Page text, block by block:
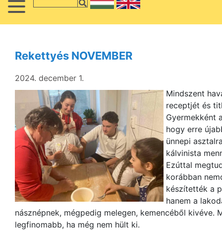
Rekettyés NOVEMBER
2024. december 1.
Mindszent
receptjét és
Gyermekként
hogy erre
ünnepi
kálvinista
Ezúttal
korábban
készítették a
hanem a
násznépnek, mégpedig melegen, kemencéből kivéve.
legfinomabb, ha még nem hült ki.